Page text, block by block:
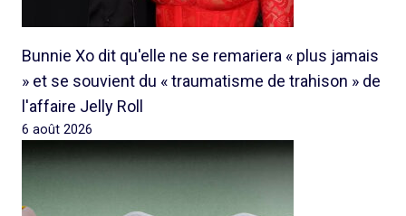
Bunnie Xo dit qu'elle ne se remariera « plus jamais
» et se souvient du « traumatisme de trahison » de
l'affaire Jelly Roll
6 août 2026